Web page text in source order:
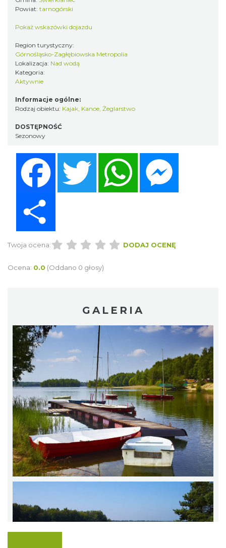
Powiat: tarnogórski
Pokaż wskazówki dojazdu
Region turystyczny:
Górnośląsko-Zagłębiowska Metropolia
Lokalizacja: Nad wodą
Kategoria:
Aktywnie
Informacje ogólne:
Rodzaj obiektu: Kajak, Kanoe, Żeglarstwo
DOSTĘPNOŚĆ
Sezonowy
Twitter WhatsApp
Twoja ocena: DODAJ OCENĘ
Ocena: 0.0 (Oddano 0 głosy)
GALERIA